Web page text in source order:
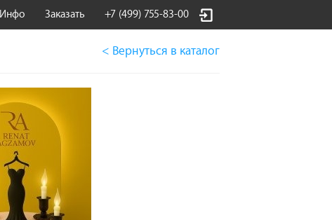
Инфо Заказать +7 (499) 755-83-00
< Вернуться в каталог